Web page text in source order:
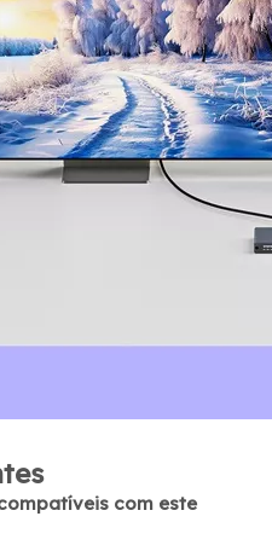
com este